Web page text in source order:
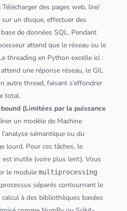
Télécharger des pages web, lire/
un disque, effectuer des
base dedonnées SQL. Pendant
attend que le réseau ou le
threading en Python excelle ici :
une réponse réseau, le GIL
autre thread, faisant s’effondrer
total.
(Limitées par la puissance
un modèle de Machine
sémantique ou du
lourd. Pour ces tâches, le
est inutile (voire plus lent). Vous
le modulemultiprocessing
séparés contournant le
à des bibliothèques basées